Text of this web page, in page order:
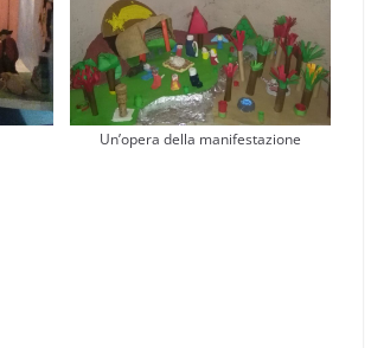
Un’opera della manifestazione